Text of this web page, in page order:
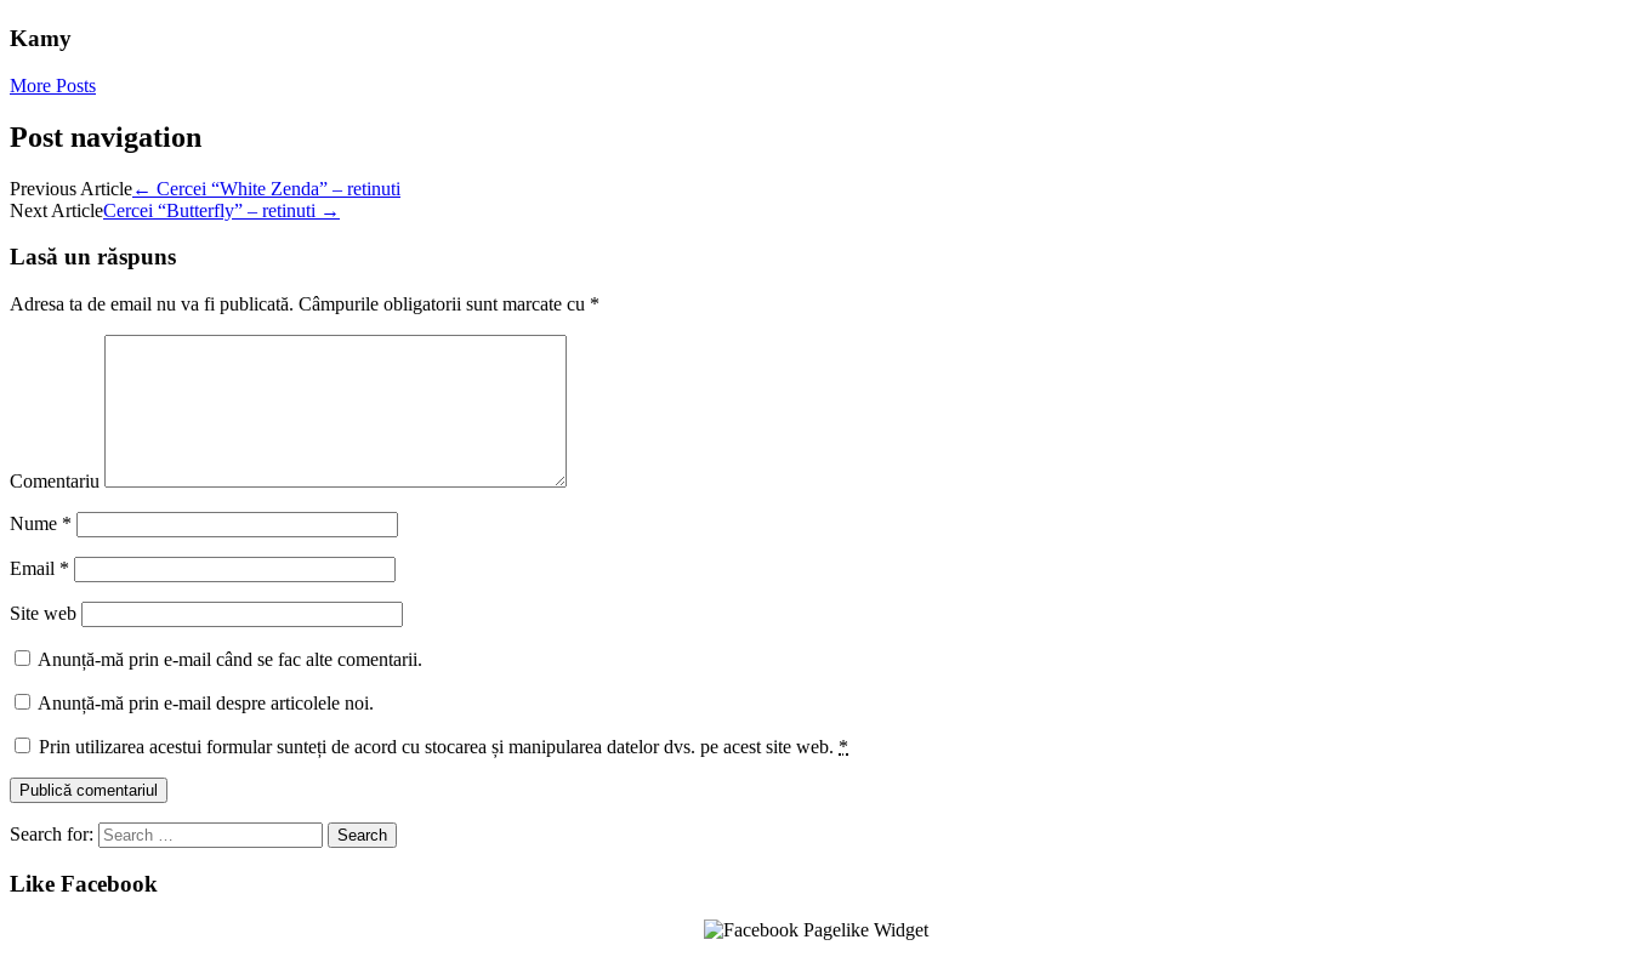
Kamy
More Posts
Post navigation
Previous Article← Cercei “White Zenda” – retinuti
Next ArticleCercei “Butterfly” – retinuti →
Lasă un răspuns
Adresa ta de email nu va fi publicată. Câmpurile obligatorii sunt marcate cu *
Comentariu
Nume *
Email *
Site web
Anunță-mă prin e-mail când se fac alte comentarii.
Anunță-mă prin e-mail despre articolele noi.
Prin utilizarea acestui formular sunteți de acord cu stocarea și manipularea datelor dvs. pe acest site web. *
Search for:
Like Facebook